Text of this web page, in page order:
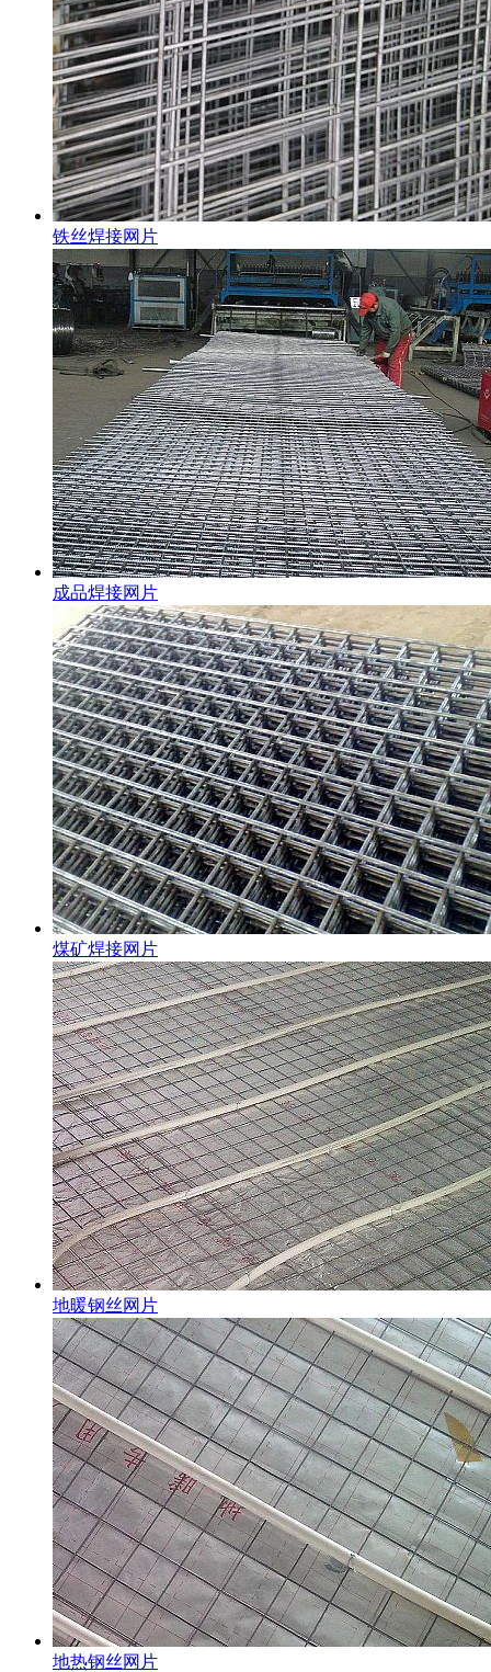
铁丝焊接网片
成品焊接网片
煤矿焊接网片
地暖钢丝网片
地热钢丝网片